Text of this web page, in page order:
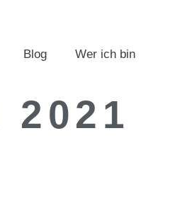
Blog Wer ich bin
2021